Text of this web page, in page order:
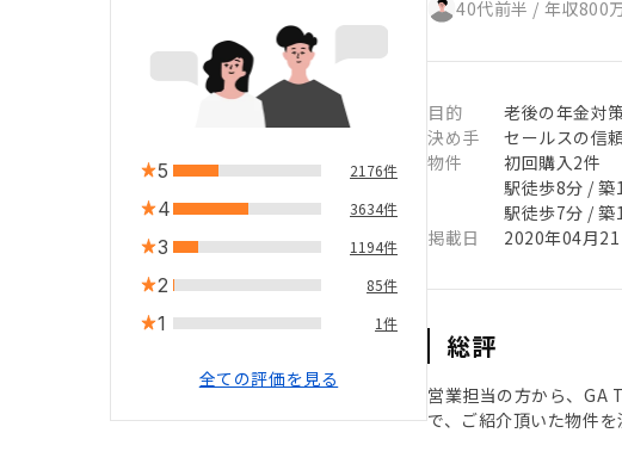
5 2176件
4 3634件
3 1194件
2 85件
1 1件
全ての評価を見る
40代前半 / 年収800
目的
老後の年金対
決め手
セールスの信
物件
初回購入2件
駅徒歩8分 /
駅徒歩7分 /
掲載日
2020年04月21
総評
営業担当の方から、GA
で、ご紹介頂いた物件